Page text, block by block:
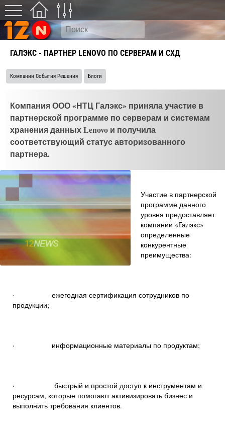
ГАЛЭКС - ПАРТНЕР LENOVO ПО СЕРВЕРАМ И СХД
Компании События Решения Блоги
Компания ООО «НТЦ Галэкс» приняла участие в
партнерской программе по серверам и системам
хранения данных Lenovo и получила
соответствующий статус авторизованного
партнера.
Участие в партнерской
программе данного
уровня предоставляет
компании «Галэкс»
определенные
конкурентные
преимущества:
· ежегодная сертификация сотрудников по
продукции;
· информационные материалы по продуктам;
· быстрый и простой доступ к инструментам и
ресурсам, которые помогают активизировать бизнес и
выполнить требования клиентов.